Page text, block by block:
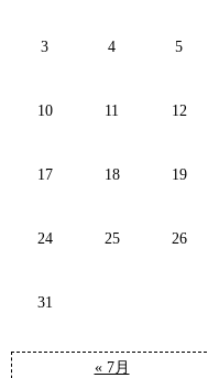
« 7月
3 4 5
10 11 12
17 18 19
24 25 26
31